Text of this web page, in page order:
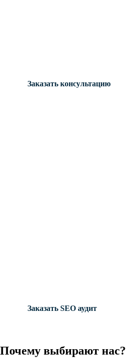
Заказать консультацию
Заказать SEO аудит
Почему выбирают нас?